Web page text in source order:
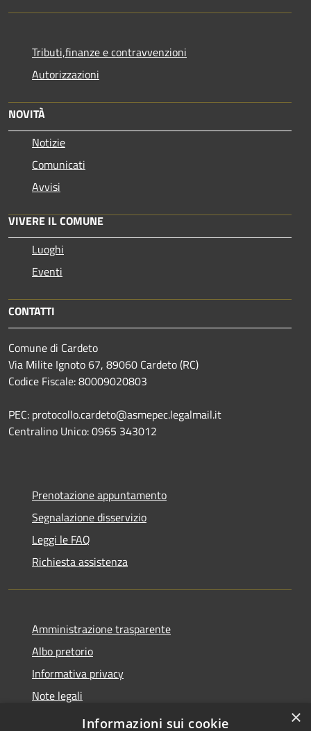
Tributi,finanze e contravvenzioni
Autorizzazioni
NOVITÀ
Notizie
Comunicati
Avvisi
VIVERE IL COMUNE
Luoghi
Eventi
CONTATTI
Comune di Cardeto
Via Milite Ignoto 67, 89060 Cardeto (RC)
Codice Fiscale: 80009020803
PEC: protocollo.cardeto@asmepec.legalmail.it
Centralino Unico: 0965 343012
Prenotazione appuntamento
Segnalazione disservizio
Leggi le FAQ
Richiesta assistenza
Amministrazione trasparente
Albo pretorio
Informativa privacy
Note legali
Dichiarazione di accessibilità
×
Informazioni sui cookie